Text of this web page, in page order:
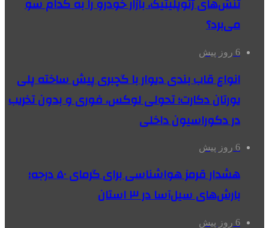
تنش‌های ژئوپلیتیک، بازار خودرو را به کدام سو
می‌برد؟
6 روز پیش
انواع قاب بندی دیوار با گچبری پیش ساخته پلی
یورتان دکارت؛ تحولی لوکس، فوری و بدون تخریب
در دکوراسیون داخلی
6 روز پیش
هشدار قرمز هواشناسی برای گرمای ۵۰ درجه؛
بارش‌های سیل‌آسا در ۳ استان
6 روز پیش